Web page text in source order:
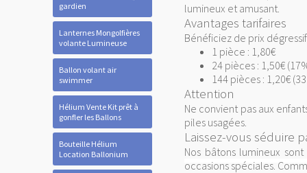
gardien
Lanternes Mongolfières
volante Lumineuse
Ballon volant air
swimmer
Hélium Vente Kit prêt à
gonfler les Ballons
Bouteille Hélium
Location Ballonium
lumineux et amusant.
Avantages tarifaires
Bénéficiez de prix
1 pièce : 1,80€
24 pièces : 1,50€
144 pièces : 1,20€
Attention
Ne convient pas aux
piles usagées.
Laissez-vous séduire
Nos bâtons lumineux
occasions spéciales.